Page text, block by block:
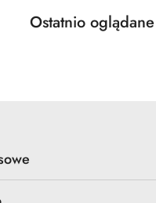
produktów
Produkty
Ostatnio oglądane